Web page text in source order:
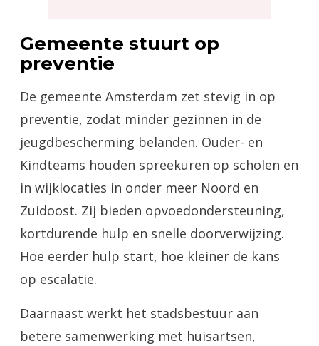
Gemeente stuurt op
preventie
De gemeente Amsterdam zet stevig in op
preventie, zodat minder gezinnen in de
jeugdbescherming belanden. Ouder- en
Kindteams houden spreekuren op scholen en
in wijklocaties in onder meer Noord en
Zuidoost. Zij bieden opvoedondersteuning,
kortdurende hulp en snelle doorverwijzing.
Hoe eerder hulp start, hoe kleiner de kans
op escalatie.
Daarnaast werkt het stadsbestuur aan
betere samenwerking met huisartsen,